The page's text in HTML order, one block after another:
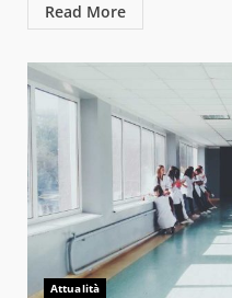
Read More
Attualità